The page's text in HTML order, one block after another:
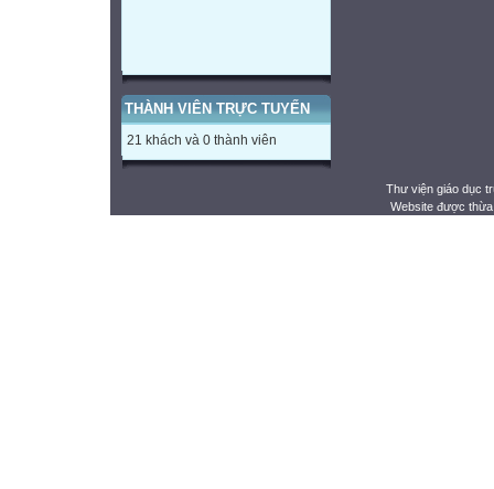
THÀNH VIÊN TRỰC TUYẾN
21 khách và 0 thành viên
Thư viện giáo dục
Website được